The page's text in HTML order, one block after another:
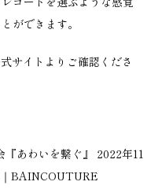
ができます。
サイトよりご確認くださ
あわいを繋ぐ』 2022年11
｜BAINCOUTURE